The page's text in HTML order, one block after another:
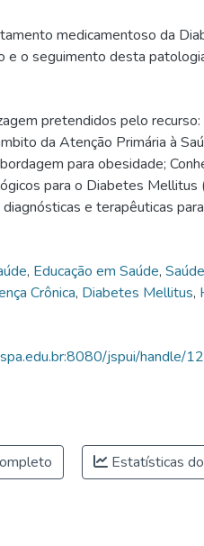
medicamentoso da
e o seguimento desta
pretendidos pelo
da Atenção Primária à
para obesidade;
para o Diabetes Mellitus
e terapêuticas
, Educação em Saúde,
Crônica, Diabetes Mellitus,
jspui/handle/
Estatísticas